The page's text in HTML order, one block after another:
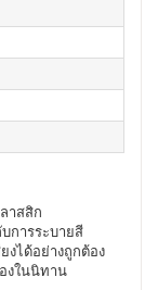
าสสิก
การระบายสี
งได้อย่างถูกต้อง
งในนิทาน